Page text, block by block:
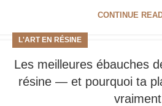
CONTINUE
L'ART EN RÉSINE
Les meilleures ébauches
résine — et pourquoi ta
vraiment